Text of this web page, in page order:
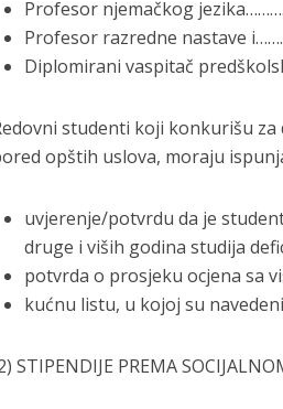
Profesor njemačkog
Profesor razredne nastave
Diplomirani vaspitač
studenti koji konkurišu
opštih uslova, moraju
uvjerenje/potvrdu da je
druge i viših godina studija
potvrda o prosjeku ocjena sa
kućnu listu, u kojoj su
STIPENDIJE PREMA